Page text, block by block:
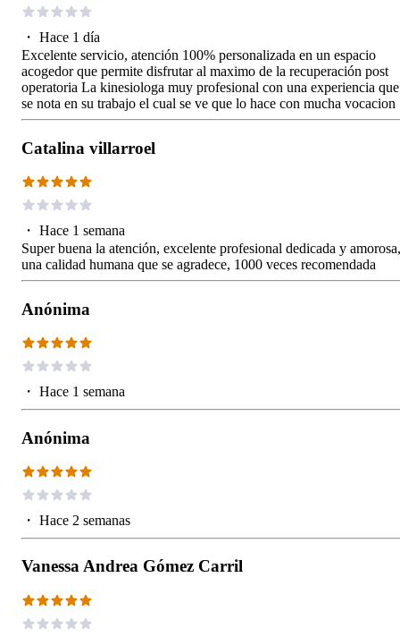
・ Hace 1 día
Excelente servicio, atención 100% personalizada en un espacio
acogedor que permite disfrutar al maximo de la recuperación post
operatoria La kinesiologa muy profesional con una experiencia que
se nota en su trabajo el cual se ve que lo hace con mucha vocacion
Catalina villarroel
・ Hace 1 semana
Super buena la atención, excelente profesional dedicada y amorosa,
una calidad humana que se agradece, 1000 veces recomendada
Anónima
・ Hace 1 semana
Anónima
・ Hace 2 semanas
Vanessa Andrea Gómez Carril